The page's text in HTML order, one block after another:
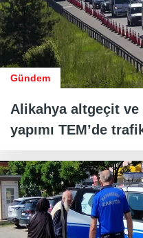
Gündem
Alikahya altgeçit
yapımı TEM’de